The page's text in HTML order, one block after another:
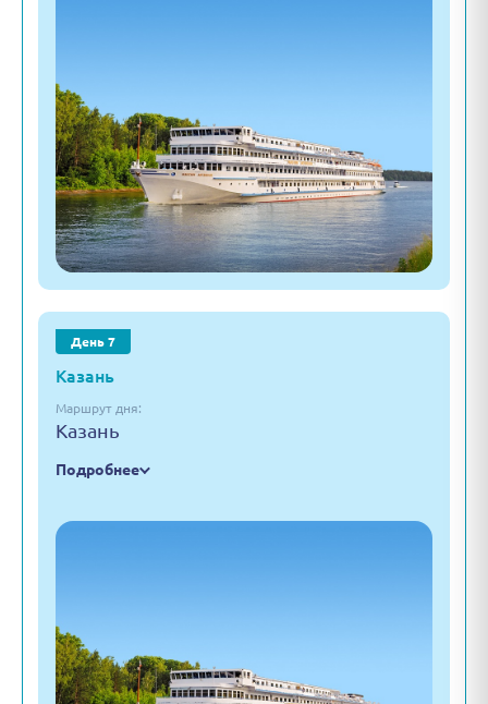
День 7
Казань
Маршрут дня:
Казань
Подробнее